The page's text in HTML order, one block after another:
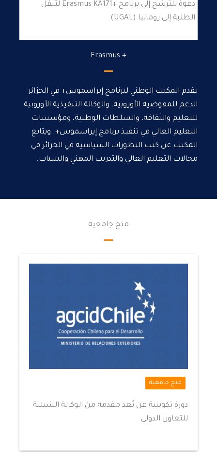
دعوة للترشح إلى برنامج +Erasmus KA171 لتنقل
الطلبة إلى رومانيا (UGAL)
+ Erasmus
يقدم المكتب الوطني لبرنامج إيراسموس+ في الجزائر
الدعم للمفوضية الأوروبية، والوكالة التنفيذية الأوروبية
للتعليم والثقافة، والسلطات الوطنية، ومؤسسات
التعليم العالي في تنفيذ برنامج إيراسموس+. ويتابع
المكتب عن كثب التطورات السياسية في الجزائر في
مجالات التعليم العالي والتدريب المهني والشباب.
منح جامعية
منح جامعية
دورة تكوينية عن بُعد مقدمة من الوكالة الشيلية
للتعاون الدولي